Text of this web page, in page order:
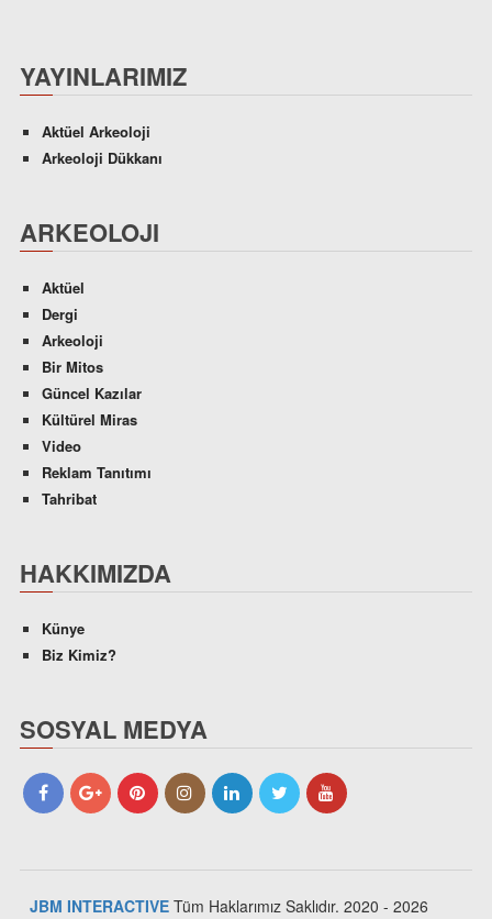
YAYINLARIMIZ
Aktüel Arkeoloji
Arkeoloji Dükkanı
ARKEOLOJI
Aktüel
Dergi
Arkeoloji
Bir Mitos
Güncel Kazılar
Kültürel Miras
Video
Reklam Tanıtımı
Tahribat
HAKKIMIZDA
Künye
Biz Kimiz?
SOSYAL MEDYA
JBM INTERACTIVE Tüm Haklarımız Saklıdır. 2020 - 2026